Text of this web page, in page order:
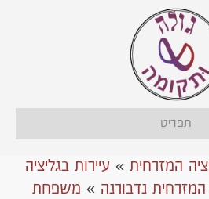
תפריט
המזרחית » עיירות בגליציה
המזרחית נדבורנה » משפחת